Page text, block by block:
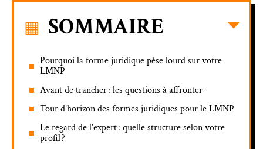
SOMMAIRE
Pourquoi la forme juridique pèse lourd sur votre
LMNP
Avant de trancher : les questions à affronter
Tour d’horizon des formes juridiques pour le LMNP
Le regard de l’expert : quelle structure selon votre
profil ?